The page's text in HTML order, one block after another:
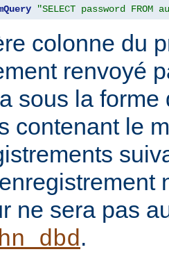
"SELECT password FROM
colonne du
renvoyé
sous la
contenant le
ne sera pas
.